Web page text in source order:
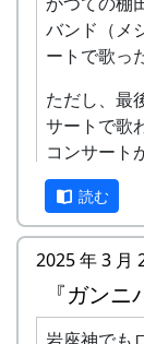
バンド（メ
ートで歌っ
ただし、最
サートで歌
コンサート
棚田の
読む
2025 年 3 月
『ガン